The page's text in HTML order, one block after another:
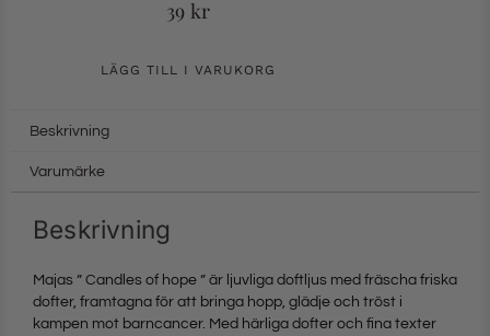
39 kr
LÄGG TILL I VARUKORG
Beskrivning
Varumärke
Beskrivning
Majas ” Candles of hope ” är ljuvliga doftljus med fräscha friska
dofter, framtagna för att bringa hopp, glädje och tröst i
kampen mot barncancer. Med härliga dofter och fina texter